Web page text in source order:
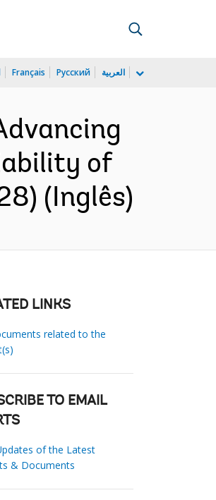
Français Русский العربية
of
(Inglês)
LINKS
related to the
TO EMAIL
of the Latest
& Documents